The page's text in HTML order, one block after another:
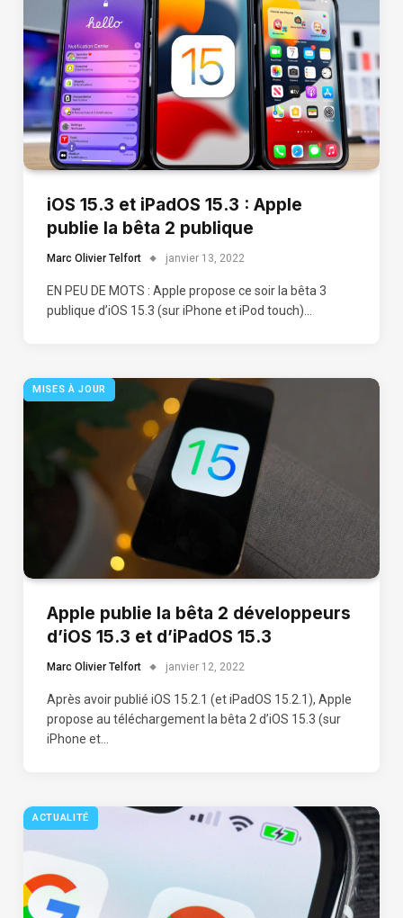
iOS 15.3 et iPadOS 15.3 : Apple
publie la bêta 2 publique
Marc Olivier Telfort janvier 13, 2022
EN PEU DE MOTS : Apple propose ce soir la bêta 3
publique d’iOS 15.3 (sur iPhone et iPod touch)…
MISES À JOUR
Apple publie la bêta 2 développeurs
d’iOS 15.3 et d’iPadOS 15.3
Marc Olivier Telfort janvier 12, 2022
Après avoir publié iOS 15.2.1 (et iPadOS 15.2.1), Apple
propose au téléchargement la bêta 2 d’iOS 15.3 (sur
iPhone et…
ACTUALITÉ